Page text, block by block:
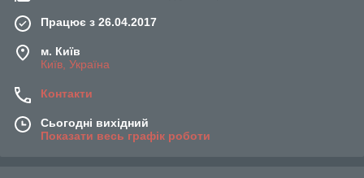
Працює з 26.04.2017
м. Київ
Київ, Україна
Контакти
Сьогодні вихідний
Показати весь графік роботи